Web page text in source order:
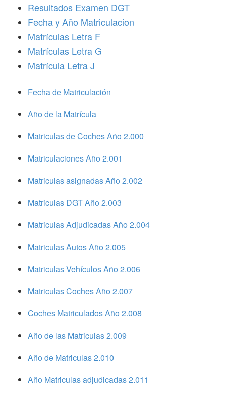
Resultados Examen DGT
Fecha y Año Matriculacion
Matrículas Letra F
Matrículas Letra G
Matrícula Letra J
Fecha de Matriculación
Año de la Matrícula
Matriculas de Coches Año 2.000
Matriculaciones Año 2.001
Matriculas asignadas Año 2.002
Matriculas DGT Año 2.003
Matriculas Adjudicadas Año 2.004
Matriculas Autos Año 2.005
Matriculas Vehículos Año 2.006
Matriculas Coches Año 2.007
Coches Matriculados Año 2.008
Año de las Matriculas 2.009
Año de Matriculas 2.010
Año Matriculas adjudicadas 2.011